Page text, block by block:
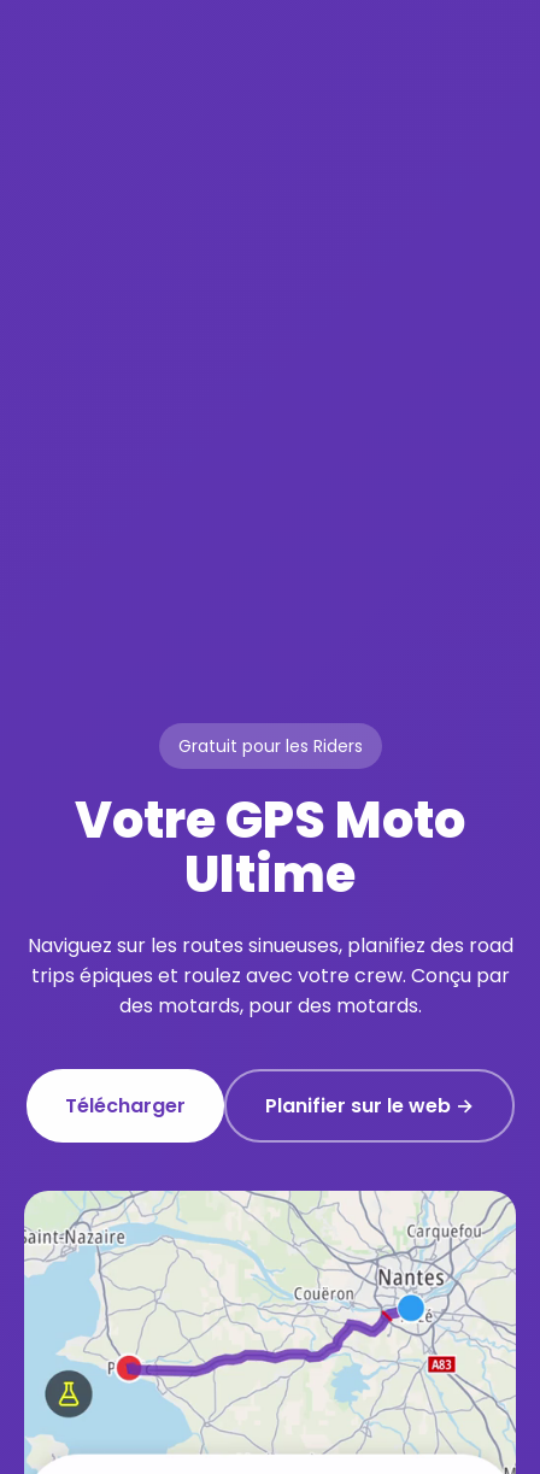
Gratuit pour les Riders
Votre GPS Moto
Ultime
Naviguez sur les routes sinueuses, planifiez des road
trips épiques et roulez avec votre crew. Conçu par
des motards, pour des motards.
Télécharger Planifier sur le web →